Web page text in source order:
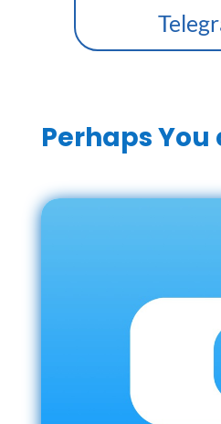
Perhaps